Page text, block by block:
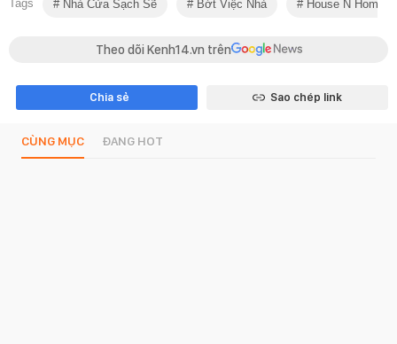
Tags Nhà Cửa Sạch Sẽ Bớt Việc Nhà House N Home
Theo dõi Kenh14.vn trên
Chia sẻ Sao chép link
CÙNG MỤC ĐANG HOT